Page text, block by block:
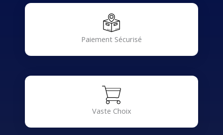
Paiement Sécurisé
Vaste Choix